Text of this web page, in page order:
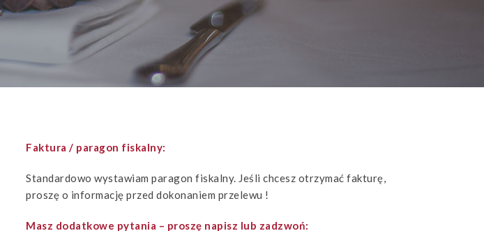
Faktura / paragon fiskalny:
Standardowo wystawiam paragon fiskalny. Jeśli chcesz otrzymać fakturę,
proszę o informację przed dokonaniem przelewu !
Masz dodatkowe pytania – proszę napisz lub zadzwoń: